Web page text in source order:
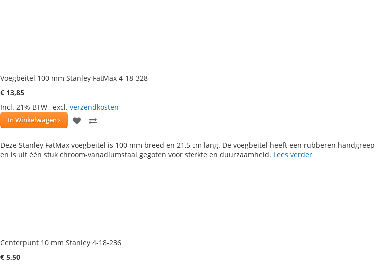
Voegbeitel 100 mm Stanley FatMax 4-18-328
€ 13,85
Incl. 21% BTW , excl. verzendkosten
In Winkelwagen
VOEG
AANTE
Deze Stanley FatMax voegbeitel is 100 mm breed en 21,5 cm lang. De voegbeitel heeft een rubberen handgreep
en is uit één stuk chroom-vanadiumstaal gegoten voor sterkte en duurzaamheid. Lees verder
Centerpunt 10 mm Stanley 4-18-236
€ 5,50